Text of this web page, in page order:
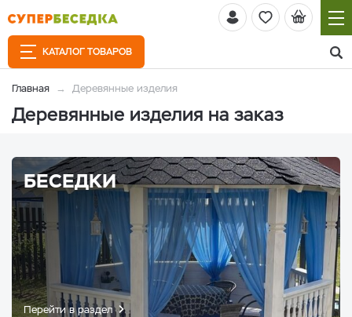
КАТАЛОГ ТОВАРОВ
Главная Деревянные изделия
Деревянные изделия на заказ
БЕСЕДКИ
Перейти в раздел